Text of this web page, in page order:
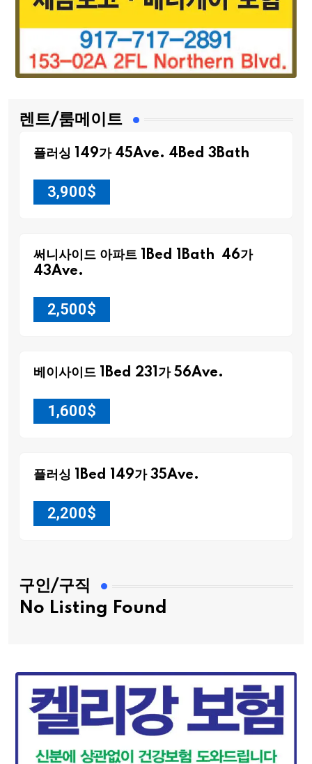
렌트/룸메이트
플러싱 149가 45Ave. 4Bed 3Bath
3,900$
써니사이드 아파트 1Bed 1Bath 46가
43Ave.
2,500$
베이사이드 1Bed 231가 56Ave.
1,600$
플러싱 1Bed 149가 35Ave.
2,200$
구인/구직
No Listing Found